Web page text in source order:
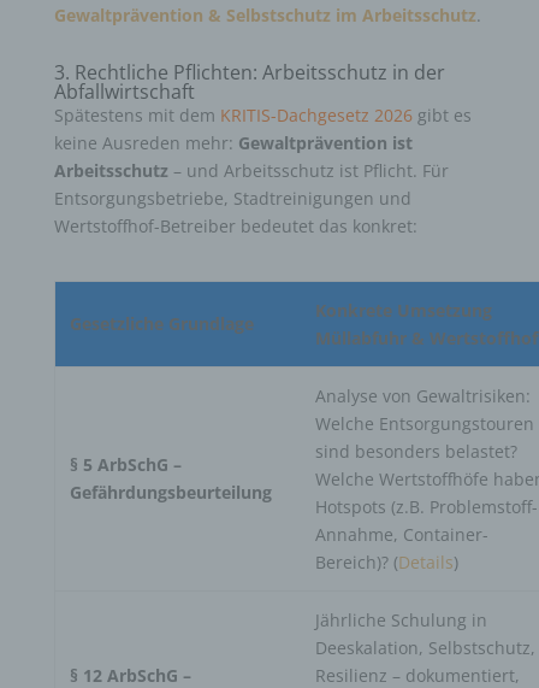
Gewaltprävention & Selbstschutz im Arbeitsschutz.
3. Rechtliche Pflichten: Arbeitsschutz in der
Abfallwirtschaft
Spätestens mit dem KRITIS-Dachgesetz 2026gibt es
keine Ausreden mehr: Gewaltprävention ist
Arbeitsschutz – und Arbeitsschutz ist Pflicht. Für
Entsorgungsbetriebe, Stadtreinigungen und
Wertstoffhof-Betreiber bedeutet das konkret:
Gesetzliche Grundlage
Konkrete Umsetzung
Müllabfuhr & Wertstoffhof
§ 5 ArbSchG –
Gefährdungsbeurteilung
Analyse von Gewaltrisiken:
Welche Entsorgungstouren
sind besonders belastet?
Welche Wertstoffhöfe
Hotspots (z.B. Problemstoff-
Annahme, Container-
Bereich)? (Details)
§ 12 ArbSchG –
Jährliche Schulung in
Deeskalation, Selbstschutz,
Resilienz – dokumentiert,